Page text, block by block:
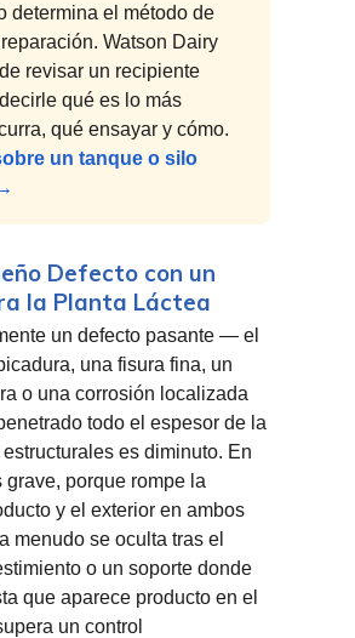
determina el método de
Watson Dairy
revisar un recipiente
qué es lo más
qué ensayar y cómo.
un tanque o silo
Defecto con un
la Planta Láctea
un defecto pasante — el
una fisura fina, un
o una corrosión localizada
todo el espesor de la
es diminuto. En
porque rompe la
y el exterior en ambos
menudo se oculta tras el
o un soporte donde
que aparece producto en el
un control